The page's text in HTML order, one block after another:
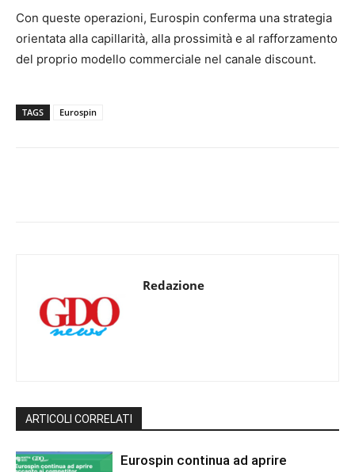
Con queste operazioni, Eurospin conferma una strategia
orientata alla capillarità, alla prossimità e al rafforzamento
del proprio modello commerciale nel canale discount.
TAGS Eurospin
Redazione
ARTICOLI CORRELATI
Eurospin continua ad aprire